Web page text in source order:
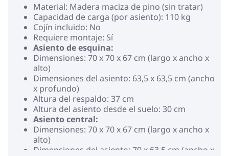
Material: Madera maciza de pino (sin tratar)
Capacidad de carga (por asiento): 110 kg
Cojín incluido: No
Requiere montaje: Sí
Asiento de esquina:
Dimensiones: 70 x 70 x 67 cm (largo x ancho x
alto)
Dimensiones del asiento: 63,5 x 63,5 cm (ancho
x profundo)
Altura del respaldo: 37 cm
Altura del asiento desde el suelo: 30 cm
Asiento central:
Dimensiones: 70 x 70 x 67 cm (largo x ancho x
alto)
Dimensiones del asiento: 70 x 63,5 cm (ancho x